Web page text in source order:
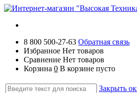
8 800 500-27-63 Обратная связь
Избранное Нет товаров
Сравнение Нет товаров
Корзина 0 В корзине пусто
Закрыть